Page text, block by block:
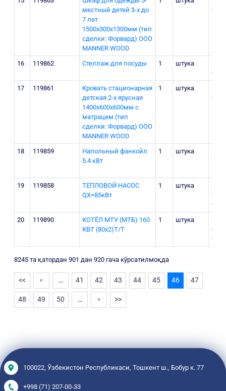
местный детей 3-х до
7 лет
1500х300х1300мм (тип
сделки: Форвард) ООО
MANNER WOOD
000
16 119862 Стеллаж для посуды 1 штука
842
000
17
119861
Кровать стационарная
детская 2-х ярусная
1400х600х600мм с
матрацем (тип
сделки: Форвард) ООО
MANNER WOOD
1 штука
000
18 119859
Напольный фанкойл
5.4 кВт
1 штука
760
19 119858
ТЕПЛОВОЙ НАСОС
QХ=85кВт
1 штука
231
000
000
20
119890
КОТЁЛ МТУ (МТБ) 160
КВТ (80х2)Т/Т
1 штука
89
000
000
8245 та қатордан 901 дан 920 гача кўрсатилмоқда
<< < … 41 42 43 44 45 46 47
48 49 50 … > >>
100022, Ўзбекистон Республикаси, Тошкент ш., Бобур к. 77
+998 (71) 207-00-33